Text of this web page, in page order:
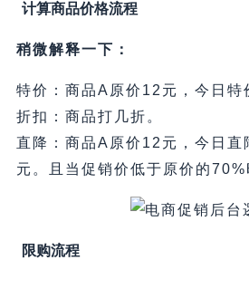
计算商品价格流程
稍微解释一下：
特价：商品A原价12元，今日特
折扣：商品打几折。
直降：商品A原价12元，今日直
元。且当促销价低于原价的70%
限购流程